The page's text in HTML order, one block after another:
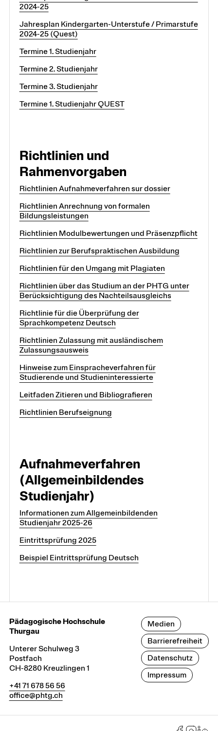
2024-25
Jahresplan Kindergarten-Unterstufe / Primarstufe
2024-25 (Quest)
Termine 1. Studienjahr
Termine 2. Studienjahr
Termine 3. Studienjahr
Termine 1. Studienjahr QUEST
Richtlinien und
Rahmenvorgaben
Richtlinien Aufnahmeverfahren sur dossier
Richtlinien Anrechnung von formalen
Bildungsleistungen
Richtlinien Modulbewertungen und Präsenzpflicht
Richtlinien zur Berufspraktischen Ausbildung
Richtlinien für den Umgang mit Plagiaten
Richtlinien über das Studium an der PHTG unter
Berücksichtigung des Nachteilsausgleichs
Richtlinie für die Überprüfung der
Sprachkompetenz Deutsch
Richtlinien Zulassung mit ausländischem
Zulassungsausweis
Hinweise zum Einspracheverfahren für
Studierende und Studieninteressierte
Leitfaden Zitieren und Bibliografieren
Richtlinien Berufseignung
Aufnahmeverfahren
(Allgemeinbildendes
Studienjahr)
Informationen zum Allgemeinbildenden
Studienjahr 2025-26
Eintrittsprüfung 2025
Beispiel Eintrittsprüfung Deutsch
Pädagogische Hochschule
Thurgau
Unterer Schulweg 3
Postfach
CH-8280 Kreuzlingen 1
+41 71 678 56 56
office@phtg.ch
Medien
Barrierefreiheit
Datenschutz
Impressum